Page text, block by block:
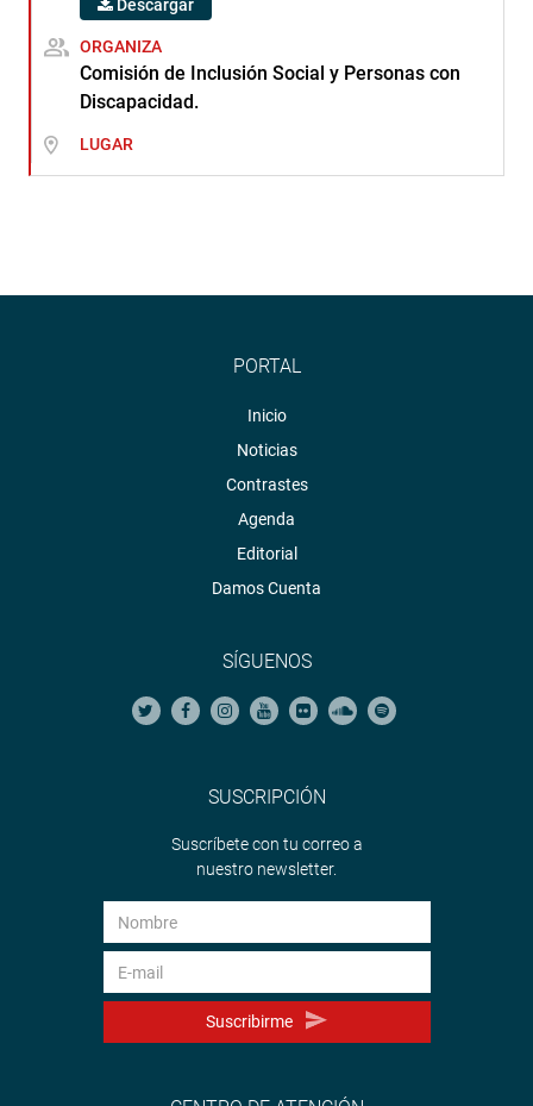
Descargar
ORGANIZA
Comisión de Inclusión Social y Personas con
Discapacidad.
LUGAR
PORTAL
Inicio
Noticias
Contrastes
Agenda
Editorial
Damos Cuenta
SÍGUENOS
SUSCRIPCIÓN
Suscríbete con tu correo a
nuestro newsletter.
Suscribirme